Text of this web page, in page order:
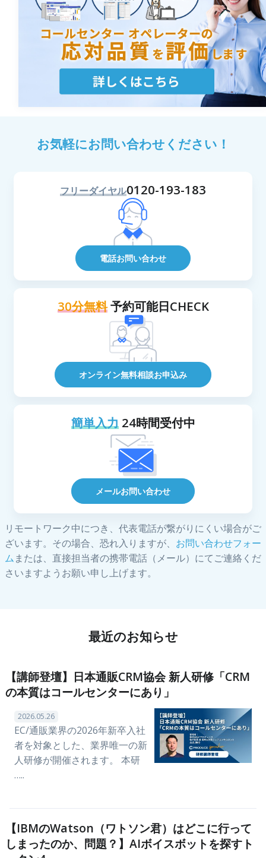
お気軽にお問い合わせください！
フリーダイヤル0120-193-183
電話お問い合わせ
30分無料予約可能日CHECK
オンライン無料相談お申込み
簡単入力24時間受付中
メールお問い合わせ
リモートワーク中につき、代表電話が繋がりにくい場合がご
ざいます。その場合、恐れ入りますが、 お問い合わせフォー
ムまたは、直接担当者の携帯電話（メール）にてご連絡くだ
さいますようお願い申し上げます。
最近のお知らせ
【講師登壇】日本通販CRM協会 新人研修「CRM
の本質はコールセンターにあり」
2026.05.26
EC/通販業界の2026年新卒入社
者を対象とした、業界唯一の新
人研修が開催されます。 本研
…..
【IBMのWatson（ワトソン君）はどこに行って
しまったのか、問題？】AIボイスボットを探すト